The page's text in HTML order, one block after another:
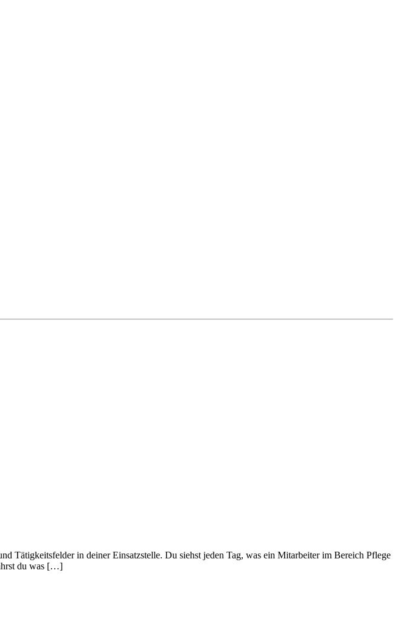
Tätigkeitsfelder in deiner Einsatzstelle. Du siehst jeden Tag, was ein Mitarbeiter im Bereich Pflege
du was […]